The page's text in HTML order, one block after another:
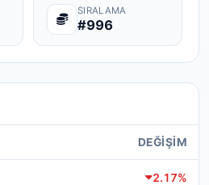
SIRALAMA
#996
DEĞIŞIM
2.17%